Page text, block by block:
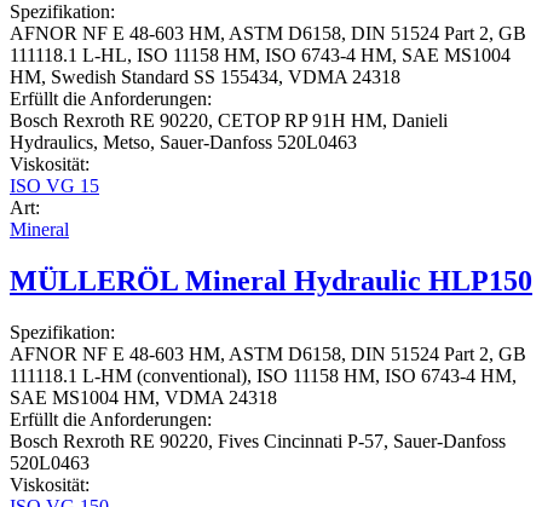
Spezifikation:
AFNOR NF E 48-603 HM, ASTM D6158, DIN 51524 Part 2, GB
111118.1 L-HL, ISO 11158 HM, ISO 6743-4 HM, SAE MS1004
HM, Swedish Standard SS 155434, VDMA 24318
Erfüllt die Anforderungen:
Bosch Rexroth RE 90220, CETOP RP 91H HM, Danieli
Hydraulics, Metso, Sauer-Danfoss 520L0463
Viskosität:
ISO VG 15
Art:
Mineral
MÜLLERÖL Mineral Hydraulic HLP150
Spezifikation:
AFNOR NF E 48-603 HM, ASTM D6158, DIN 51524 Part 2, GB
111118.1 L-HM (conventional), ISO 11158 HM, ISO 6743-4 HM,
SAE MS1004 HM, VDMA 24318
Erfüllt die Anforderungen:
Bosch Rexroth RE 90220, Fives Cincinnati P-57, Sauer-Danfoss
520L0463
Viskosität: